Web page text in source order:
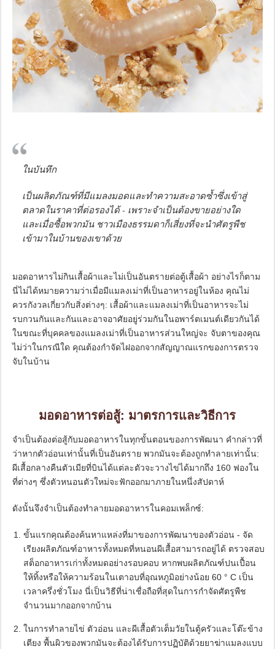
ในบันทึก
เป็นผลิตภัณฑ์ที่มีแมลงมอดและทำความสะอาดซ้ำซึ่งเข้าสู่
ตลาดในราคาที่ต่อรองได้ - เพราะจำเป็นต้องขายอย่างใด
และเมื่อซื้อพวกมัน ชาวเมืองธรรมดาก็เสี่ยงที่จะนำศัตรูพืช
เข้ามาในบ้านของเขาด้วย
มอดอาหารไม่กินเสื้อผ้าและไม่เป็นอันตรายต่อตู้เสื้อผ้า อย่างไรก็ตาม
นี่ไม่ได้หมายความว่าเมื่อมีแมลงเม่าที่เป็นอาหารอยู่ในห้อง คุณไม่
ควรกังวลเกี่ยวกับสิ่งต่างๆ: เสื้อผ้าและแมลงเม่าที่เป็นอาหารจะไม่
รบกวนกันและกันและอาจอาศัยอยู่ร่วมกันในอพาร์ตเมนต์เดียวกันได้
ในขณะที่บุคคลของแมลงเม่าที่เป็นอาหารส่วนใหญ่จะ จับตาของคุณ
ไม่ว่าในกรณีใด คุณต้องกำจัดไฝออกจากสัญญาณแรกของการตรวจ
จับในบ้าน
มอดอาหารต่อสู้: มาตรการและวิธีการ
จำเป็นต้องต่อสู้กับมอดอาหารในทุกขั้นตอนของการพัฒนา คำกล่าวที่
ว่าหากตัวอ่อนเท่านั้นที่เป็นอันตราย พวกมันจะต้องถูกทำลายเท่านั้น:
ผีเสื้อกลางคืนตัวเมียที่บินได้แต่ละตัวจะวางไข่ได้มากถึง 160 ฟองใน
ที่ต่างๆ ซึ่งตัวหนอนตัวใหม่จะฟักออกมาภายในหนึ่งสัปดาห์
ดังนั้นจึงจำเป็นต้องทำลายมอดอาหารในคอมเพล็กซ์:
ขั้นแรกคุณต้องค้นหาแหล่งที่มาของการพัฒนาของตัวอ่อน - จัด
เรียงผลิตภัณฑ์อาหารทั้งหมดที่หนอนผีเสื้อสามารถอยู่ได้ ตรวจสอบ
สต็อกอาหารเก่าทั้งหมดอย่างรอบคอบ หากพบผลิตภัณฑ์ปนเปื้อน
ให้ทิ้งหรือให้ความร้อนในเตาอบที่อุณหภูมิอย่างน้อย 60 ° C เป็น
เวลาครึ่งชั่วโมง นี่เป็นวิธีที่น่าเชื่อถือที่สุดในการกำจัดศัตรูพืช
จำนวนมากออกจากบ้าน
ในการทำลายไข่ ตัวอ่อน และผีเสื้อตัวเต็มวัยในตู้ครัวและโต๊ะข้าง
เตียง พื้นผิวของพวกมันจะต้องได้รับการปฏิบัติด้วยยาฆ่าแมลงแบบ